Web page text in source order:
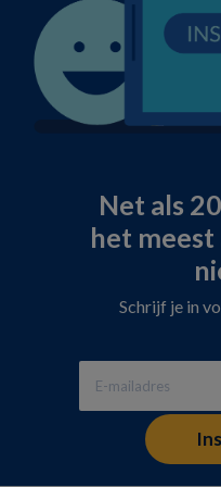
Net als
het
Schrijf je in